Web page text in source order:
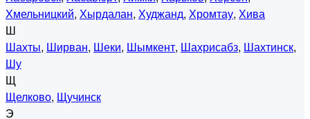
Хмельницкий, Хырдалан, Худжанд, Хромтау, Хива
Ш
Шахты, Ширван, Шеки, Шымкент, Шахрисабз, Шахтинск,
Шу
Щ
Щелково, Щучинск
Э